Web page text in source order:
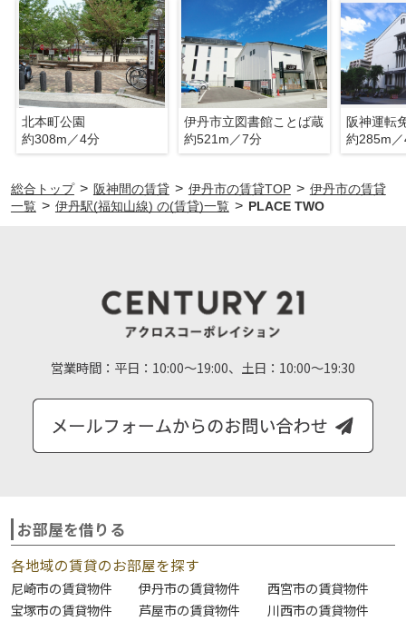
北本町公園
約308m／4分
伊丹市立図書館ことば蔵
約521m／7分
約285m
総合トップ > 阪神間の賃貸 > 伊丹市の賃貸TOP > 伊丹市の賃貸
一覧 > 伊丹駅(福知山線) の(賃貸)一覧 > PLACE TWO
営業時間： 平日：10:00～19:00、土日：10:00～19:30
お部屋を借りる
各地域の賃貸のお部屋を探す
尼崎市の賃貸物件 伊丹市の賃貸物件
西宮市の賃貸物件
宝塚市の賃貸物件
芦屋市の賃貸物件
川西市の賃貸物件